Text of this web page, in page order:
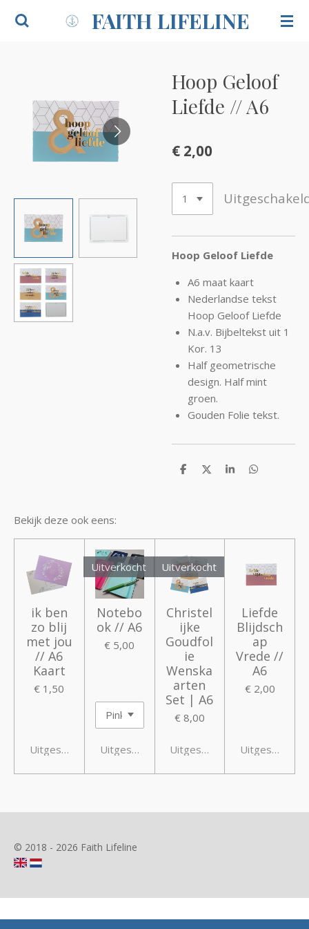
Ga
direct
FAITH LIFELINE
Hoop Geloof
Liefde // A6
€ 2,00
Hoop Geloof Liefde
A6 maat kaart
Nederlandse tekst
Hoop Geloof Liefde
N.a.v. Bijbeltekst uit 1
Kor. 13
Half geometrische
design. Half mint
groen.
Gouden Folie tekst.
D
D
S
D
Bekijk deze ook eens:
ik ben
zo blij
met jou
// A6
Kaart
€ 1,50
Uitgeschakeld
Uitverkocht
Notebo
ok // A6
€ 5,00
Uitgeschakeld
Uitverkocht
Christel
ijke
Goudfol
ie
Wenska
arten
Set | A6
€ 8,00
Uitgeschakeld
Liefde
Blijdsch
ap
Vrede //
A6
€ 2,00
Uitgeschakeld
© 2018 - 2026 Faith Lifeline